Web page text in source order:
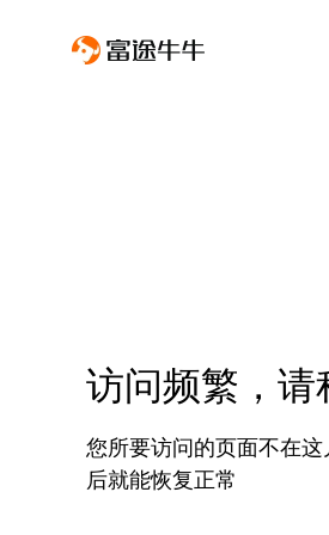
访问频繁，请
您所要访问的页面不在
后就能恢复正常